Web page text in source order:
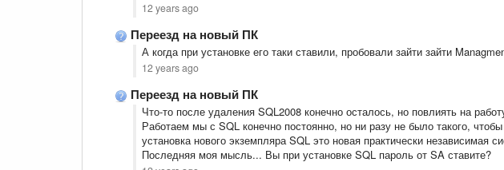
12 years ago
Переезд на новый ПК
А когда при установке его таки ставили, пробовали зайти зайти
12 years ago
Переезд на новый ПК
Что-то после удаления SQL2008 конечно осталось, но повлиять на
Работаем мы с SQL конечно постоянно, но ни разу не было такого,
установка нового экземпляра SQL это новая практически независимая
Последняя моя мысль... Вы при установке SQL пароль от SA ставите?